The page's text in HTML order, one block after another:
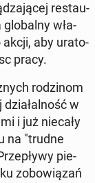
re­stau­
glo­bal­ny wła­
akcji, aby ura­to­
pracy.
ro­dzi­nom
w
i już niecały
na "trudne
pie­
zo­bo­wią­zań